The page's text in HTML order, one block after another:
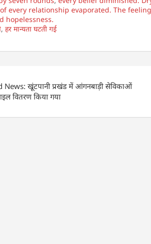
itt
er
k
e
n
ai
l
ar
every relationship evaporated. The
hopelessness.
, हर मान्यता घटती गई
News: खूंटपानी प्रखंड में आंगनबाड़ी सेविकाओं
वितरण किया गया